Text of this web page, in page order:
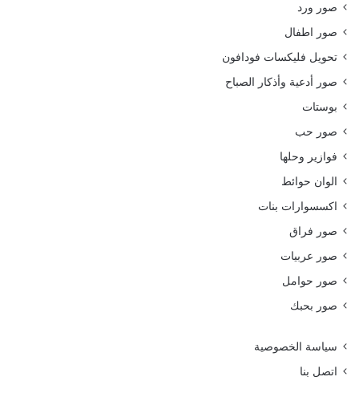
صور ورد
صور اطفال
تحويل فليكسات فودافون
صور أدعية وأذكار الصباح
بوستات
صور حب
فوازير وحلها
الوان حوائط
اكسسوارات بنات
صور فراق
صور عربيات
صور حوامل
صور بحبك
سياسة الخصوصية
اتصل بنا